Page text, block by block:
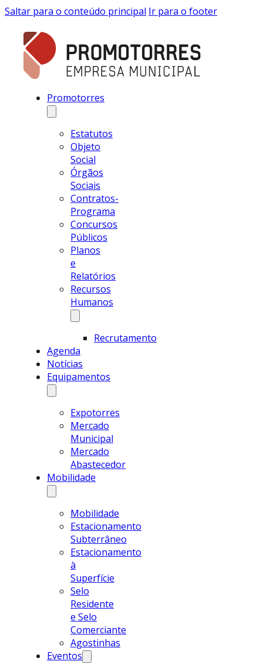
Saltar para o conteúdo principal Ir para o footer
Promotorres
Estatutos
Objeto
Social
Órgãos
Sociais
Contratos-
Programa
Concursos
Públicos
Planos
e
Relatórios
Recursos
Humanos
Recrutamento
Agenda
Notícias
Equipamentos
Expotorres
Mercado
Municipal
Mercado
Abastecedor
Mobilidade
Mobilidade
Estacionamento
Subterrâneo
Estacionamento
à
Superfície
Selo
Residente
e Selo
Comerciante
Agostinhas
Eventos